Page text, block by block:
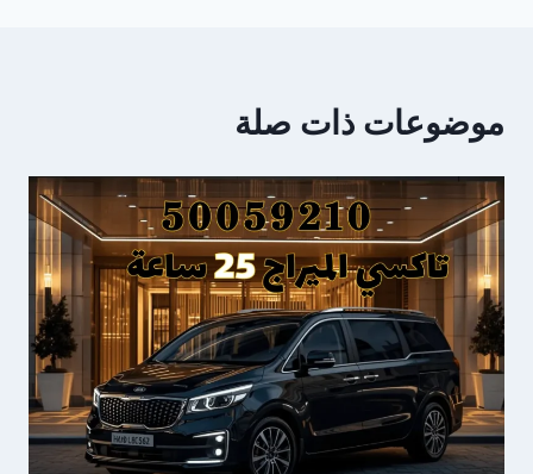
موضوعات ذات صلة